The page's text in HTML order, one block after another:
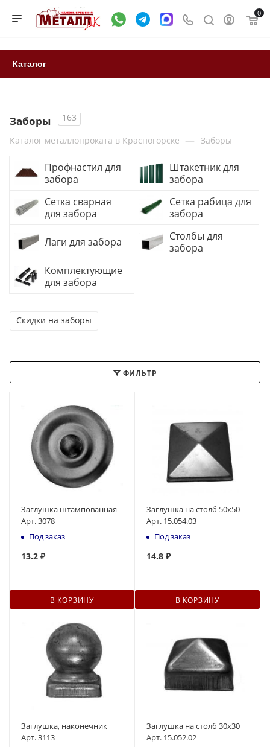
0
Каталог
Заборы
163
Каталог металлопроката в Красногорске — Заборы
Профнастил для
забора
Штакетник для
забора
Сетка сварная
для забора
Сетка рабица для
забора
Лаги для забора
Столбы для
забора
Комплектующие
для забора
Скидки на заборы
ФИЛЬТР
Заглушка штампованная
Арт. 3078
Под заказ
13.2 ₽
В КОРЗИНУ
Заглушка на столб 50х50
Арт. 15.054.03
Под заказ
14.8 ₽
В КОРЗИНУ
Заглушка, наконечник
Арт. 3113
Заглушка на столб 30х30
Арт. 15.052.02